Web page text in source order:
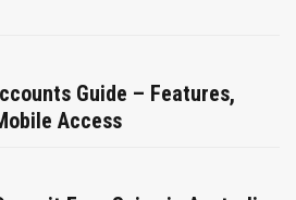
Guide – Features,
Access